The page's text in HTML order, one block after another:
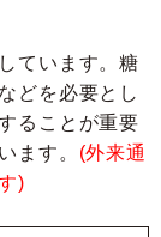
ています。糖
どを必要とし
ることが重要
ます。 (外来通
)